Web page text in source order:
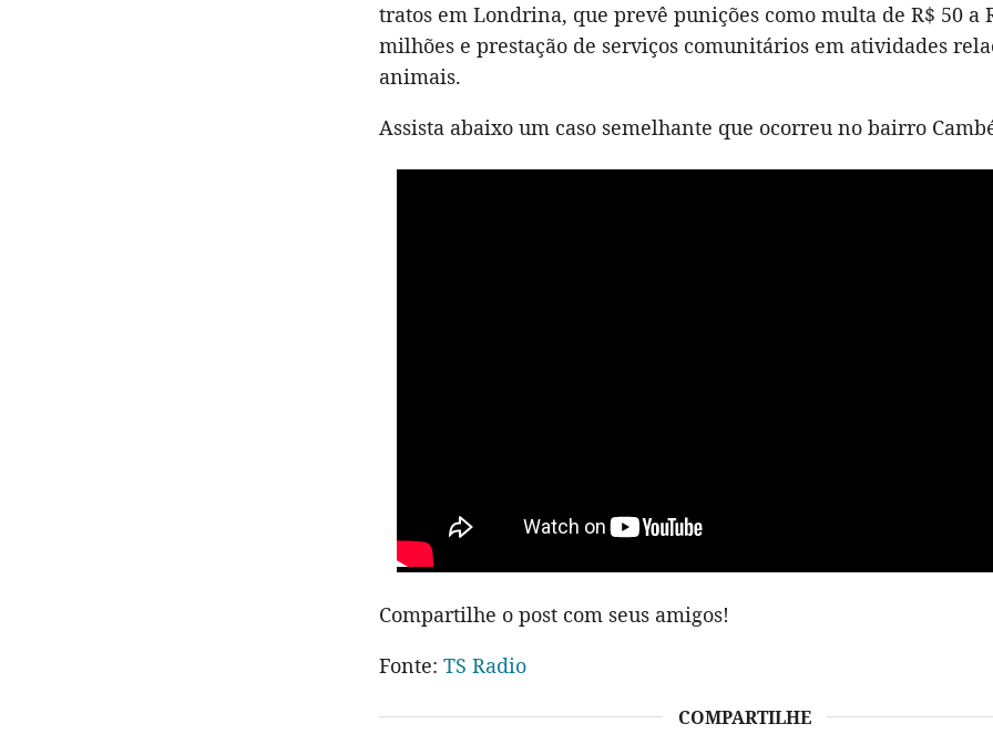
tratos em Londrina, que prevê punições como multa de R$ 50 a
milhões e prestação de serviços comunitários em atividades
animais.
Assista abaixo um caso semelhante que ocorreu no bairro
Compartilhe o post com seus amigos!
Fonte: TS Radio
COMPARTILHE